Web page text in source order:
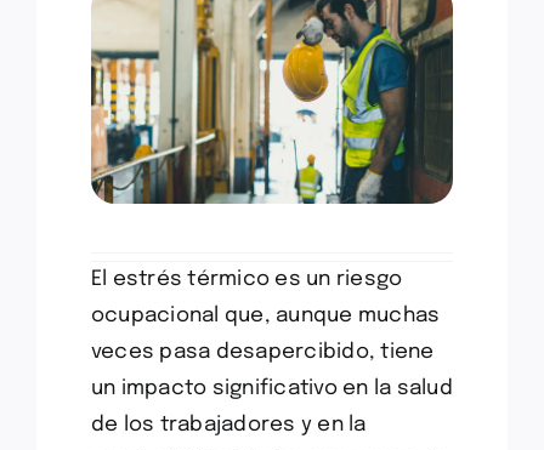
El estrés térmico es un riesgo
ocupacional que, aunque muchas
veces pasa desapercibido, tiene
un impacto significativo en la salud
de los trabajadores y en la